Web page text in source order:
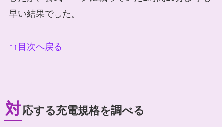
早い結果でした。
↑↑目次へ戻る
対応する充電規格を調べる